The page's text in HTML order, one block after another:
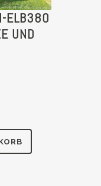
ELB380
UND